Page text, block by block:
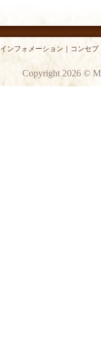
インフォメーション コンセプ
Copyright 2026 ©